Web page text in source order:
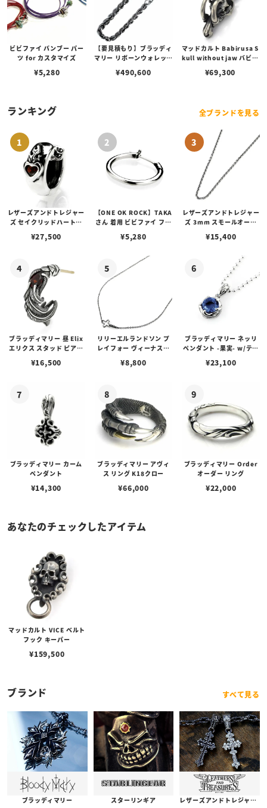
ビビファイ バンブー パー
ツ for カスタマイズ
¥5,280
【要見積もり】ブラッディ
マリー リボーンウォレット
¥490,600
マッドカルト Babirusa S
kull without jaw バビル
無しver.
¥69,300
ランキング 全ブランドを見る
レザーズアンドトレジャー
ズ セイクリッドハートピ
¥27,500
【ONE OK ROCK】TAKA
さん 着用 ビビファイ フー
¥5,280
レザーズアンドトレジャー
ズ 3mm スモールオーバ
ブスタークラスプ＆LTロ
¥15,400
ブラッディマリー 昼 Elix
エリクス スタッド ピアス
¥16,500
リリーエルランドソン プ
レイフォー ヴィーナスチ
¥8,800
ブラッディマリー ネッリ
ペンダント -果実- w/ティ
¥23,100
ブラッディマリー カーム
ペンダント
¥14,300
ブラッディマリー アヴィ
ス リング K18クロー
¥66,000
ブラッディマリー Order
オーダー リング
¥22,000
あなたのチェックしたアイテム
マッドカルト VICE ベルト
フック キーパー
¥159,500
ブランド すべて見る
ブラッディマリー スターリンギア レザーズアンドトレジャーズ